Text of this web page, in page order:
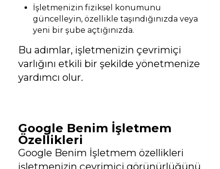
İşletmenizin fiziksel konumunu
güncelleyin, özellikle taşındığınızda veya
yeni bir şube açtığınızda.
Bu adımlar, işletmenizin çevrimiçi
varlığını etkili bir şekilde yönetmenize
yardımcı olur.
Google Benim İşletmem
Özellikleri
Google Benim İşletmem özellikleri
işletmenizin çevrimiçi görünürlüğünü